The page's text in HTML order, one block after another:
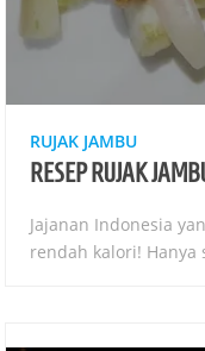
RUJAK JAMBU
RESEP RUJAK
Jajanan Indonesia
rendah kalori! Hanya